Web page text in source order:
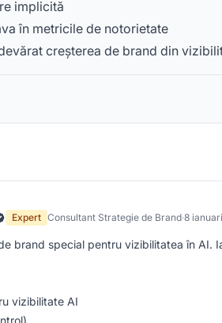
implicită
în metricile de notorietate
creșterea de brand din
Expert Consultant Strategie de Brand·8
brand special pentru vizibilitatea în AI.
vizibilitate AI